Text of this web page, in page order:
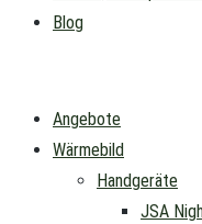
Blog
Angebote
Wärmebild
Handgeräte
JSA